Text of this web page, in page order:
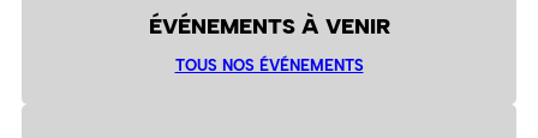
ÉVÉNEMENTS À VENIR
TOUS NOS ÉVÉNEMENTS